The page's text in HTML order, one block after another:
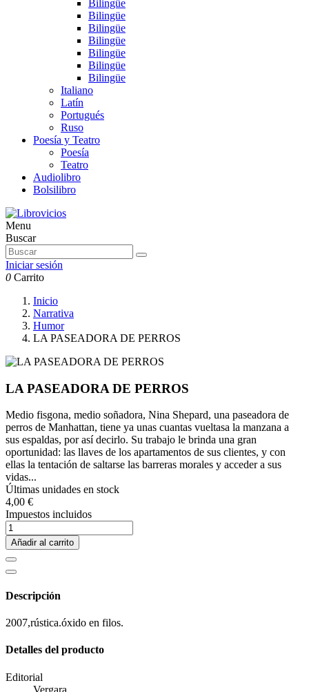
Bilingüe
Bilingüe
Bilingüe
Bilingüe
Bilingüe
Bilingüe
Bilingüe
Italiano
Latín
Portugués
Ruso
Poesía y Teatro
Poesía
Teatro
Audiolibro
Bolsilibro
Menu
Buscar
Iniciar sesión
0 Carrito
Inicio
Narrativa
Humor
LA PASEADORA DE PERROS
LA PASEADORA DE PERROS
Medio fisgona, medio soñadora, Nina Shepard, una paseadora de
perros de Manhattan, tiene ya unas cuantas vueltasa la manzana a
sus espaldas, por así decirlo. Su trabajo le brinda una gran
oportunidad: las llaves de los apartamentos de sus clientes, y con
ellas la tentación de saltarse las barreras morales y acceder a sus
vidas...
Últimas unidades en stock
4,00 €
Impuestos incluidos
Añadir al carrito
Descripción
2007,rústica.óxido en filos.
Detalles del producto
Editorial
Vergara